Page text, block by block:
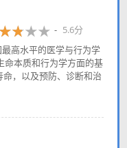
5.6分
高水平的医学与行为学
命本质和行为学方面的基
，以及预防、诊断和治